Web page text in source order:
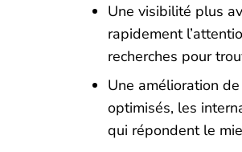
Une visibilité plus
rapidement
recherches pour
Une amélioration
optimisés, les
qui répondent le